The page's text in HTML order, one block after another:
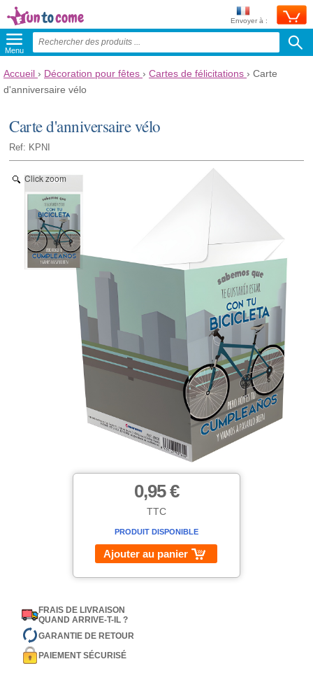
Envoyer à :
Menu
Accueil › Décoration pour fêtes › Cartes de félicitations › Carte
d'anniversaire vélo
Carte d'anniversaire vélo
Ref: KPNI
Click zoom
0,95 €
TTC
PRODUIT DISPONIBLE
Ajouter au panier
FRAIS DE LIVRAISON
QUAND ARRIVE-T-IL ?
GARANTIE DE RETOUR
PAIEMENT SÉCURISÉ